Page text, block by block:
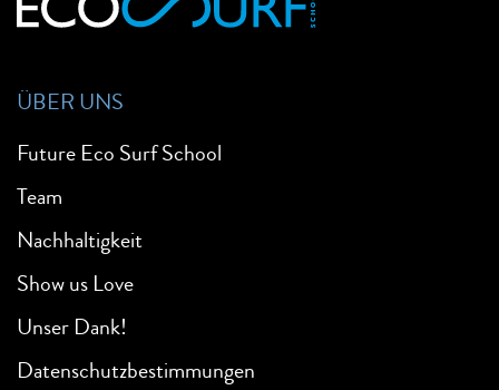
ÜBER UNS
Future Eco Surf School
Team
Nachhaltigkeit
Show us Love
Unser Dank!
Datenschutzbestimmungen